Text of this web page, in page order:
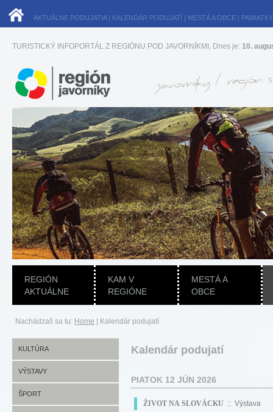
AKTUÁLNE PODUJATIA| KALENDÁR PODUJATÍ | MESTÁ A OBCE | PAMIATKY
TURISTICKÝ INFOPORTÁL Z REGIÓNU POD JAVORNÍKMI, Dnes je: 10.
REGIÓN
AKTUÁLNE
KAM V
REGIÓNE
MESTÁ A
OBCE
Nachádzaš sa tu: Home Kalendár podujatí
KULTÚRA
VÝSTAVY
ŠPORT
Kalendár podujatí
PIATOK 12 JÚN 2026
ŽIVOT NA SLOVÁCKU :: Výstava